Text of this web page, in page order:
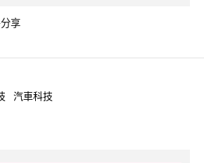
分享
汽車科技